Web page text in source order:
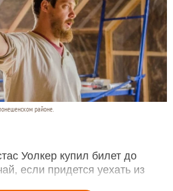
районе.
Уолкер купил билет до
если придется уехать из